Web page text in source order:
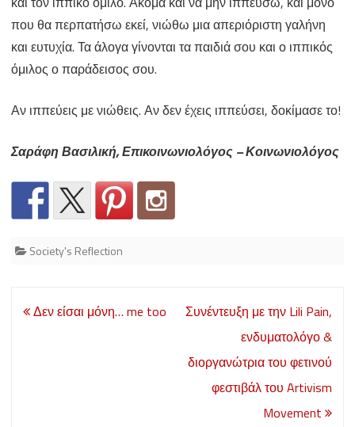
που θα περπατήσω εκεί, νιώθω μια απεριόριστη γαλήνη
και ευτυχία. Τα άλογα γίνονται τα παιδιά σου και ο ιππικός
όμιλος ο παράδεισος σου.
Αν ιππεύεις με νιώθεις. Αν δεν έχεις ιππεύσει, δοκίμασε το!
Σαράφη Βασιλική, Επικοινωνιολόγος – Κοινωνιολόγος
Society's Reflection
Post
Δεν είσαι μόνη… me too
Συνέντευξη με την Lili Pain,
ενδυματολόγο &
διοργανώτρια του φετινού
φεστιβάλ του Artivism
Movement